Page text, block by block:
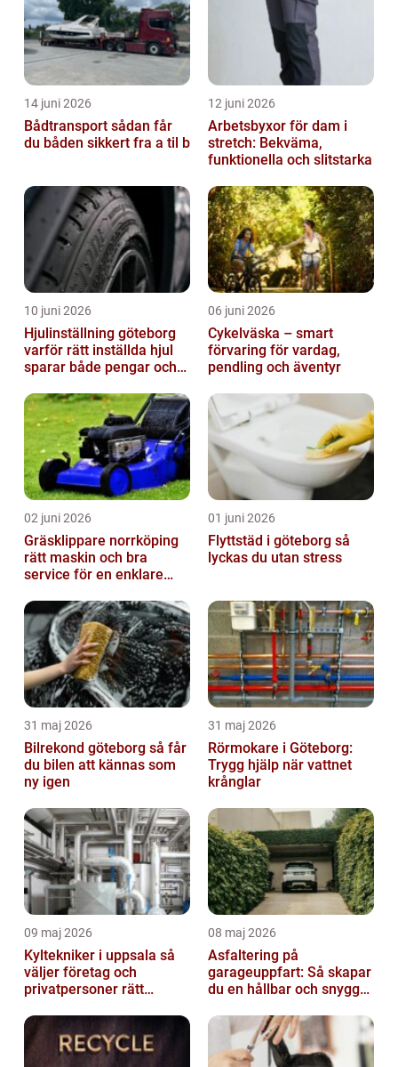
14 juni 2026
Bådtransport sådan får
du båden sikkert fra a til b
12 juni 2026
Arbetsbyxor för dam i
stretch: Bekväma,
funktionella och slitstarka
10 juni 2026
Hjulinställning göteborg
varför rätt inställda hjul
sparar både pengar och
06 juni 2026
Cykelväska – smart
förvaring för vardag,
pendling och äventyr
02 juni 2026
Gräsklippare norrköping
rätt maskin och bra
service för en enklare
01 juni 2026
Flyttstäd i göteborg så
lyckas du utan stress
31 maj 2026
Bilrekond göteborg så får
du bilen att kännas som
ny igen
31 maj 2026
Rörmokare i Göteborg:
Trygg hjälp när vattnet
krånglar
09 maj 2026
Kyltekniker i uppsala så
väljer företag och
privatpersoner rätt
08 maj 2026
Asfaltering på
garageuppfart: Så skapar
du en hållbar och snygg